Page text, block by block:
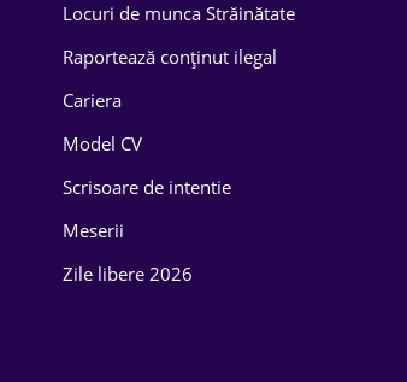
Locuri de munca Străinătate
Raportează conținut ilegal
Cariera
Model CV
Scrisoare de intentie
Meserii
Zile libere 2026